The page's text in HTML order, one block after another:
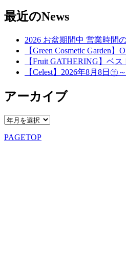
最近のNews
2026 お盆期間中 営業時間
【Green Cosmetic
【Fruit GATHERING】ベ
【Celest】2026年8月8日㊏
アーカイブ
PAGETOP